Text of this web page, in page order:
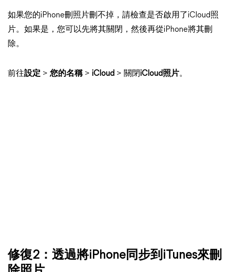
如果您的iPhone刪照片刪不掉，請檢查是否啟用了iCloud照
片。如果是，您可以先將其關閉，然後再從iPhone將其刪
除。
前往設定 > 您的名稱> iCloud > 關閉iCloud照片。
修復2：透過將iPhone同步到iTunes來刪